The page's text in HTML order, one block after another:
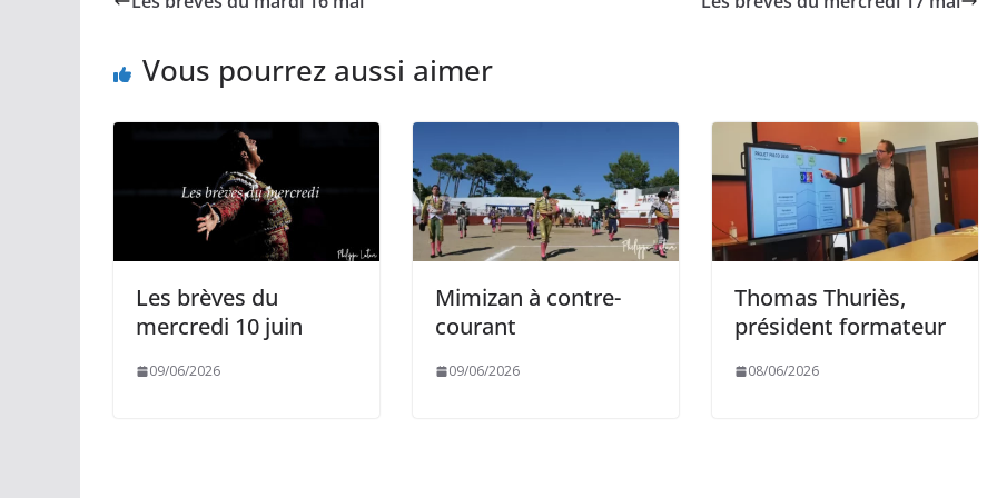
o
i
A
g
Vous pourrez aussi aimer
Les brèves du
mercredi 10 juin
09/06/2026
Mimizan à contre-
courant
09/06/2026
Thomas Thuriès,
président formateur
08/06/2026